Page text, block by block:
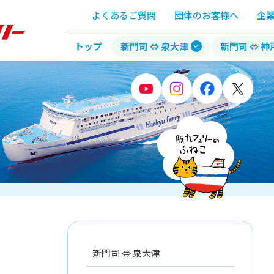
よくあるご質問 団体のお客様へ 企
トップ 新門司 ⇔ 泉大津 新門司 ⇔ 神
新門司 ⇔ 泉大津